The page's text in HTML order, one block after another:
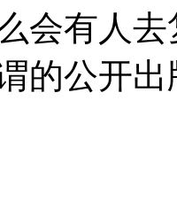
会有人
的公开